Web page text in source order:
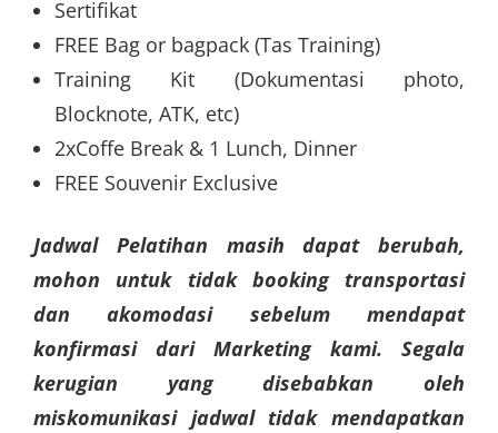
Sertifikat
FREE Bag or bagpack (Tas Training)
Training Kit (Dokumentasi photo,
Blocknote, ATK, etc)
2xCoffe Break & 1 Lunch, Dinner
FREE Souvenir Exclusive
Jadwal Pelatihan masih dapat berubah,
mohon untuk tidak booking transportasi
dan akomodasi sebelum mendapat
konfirmasi dari Marketing kami. Segala
kerugian yang disebabkan oleh
miskomunikasi jadwal tidak mendapatkan